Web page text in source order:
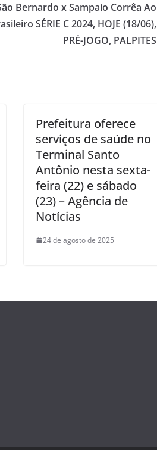
Bernardo x Sampaio Corrêa Ao
SÉRIE C 2024, HOJE (18/06),
PRÉ-JOGO, PALPITES
Prefeitura oferece
serviços de saúde no
Terminal Santo
Antônio nesta sexta-
feira (22) e sábado
(23) – Agência de
Notícias
24 de agosto de 2025